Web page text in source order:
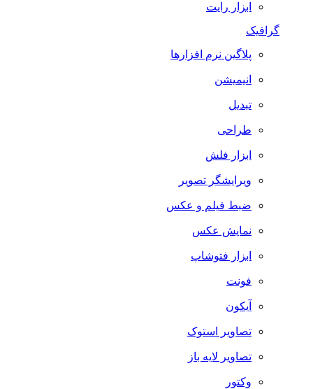
ابزار رایت
گرافیک
پلاگین نرم افزارها
انیمیشن
تبدیل
طراحی
ابزار فلش
ویرایشگر تصویر
ضبط فيلم و عكس
نمایش عکس
ابزار فتوشاپ
فونت
آیکون
تصاویر استوک
تصاویر لایه باز
وکتور